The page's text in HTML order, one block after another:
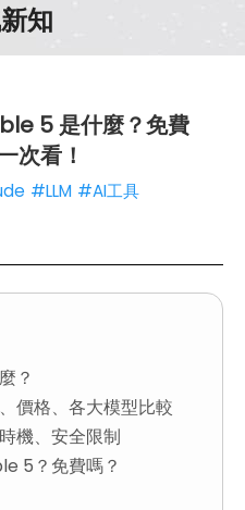
知
5 是什麼？免費
次看！
#LLM #AI工具
？
價格、各大模型比較
機、安全限制
5？免費嗎？